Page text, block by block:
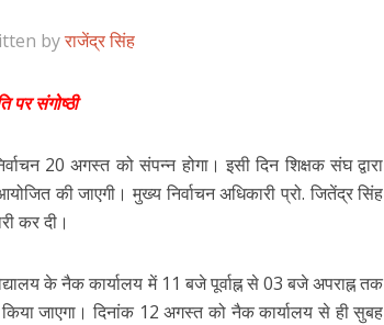
byराजेंद्र सिंह
पर संगोष्ठी
20 अगस्त को संपन्न होगा। इसी दिन शिक्षक संघ द्वारा
की जाएगी। मुख्य निर्वाचन अधिकारी प्रो. जितेंद्र सिंह
कर दी।
के नैक कार्यालय में 11 बजे पूर्वाह्न से 03 बजे अपराह्न तक
जाएगा। दिनांक 12 अगस्त को नैक कार्यालय से ही सुबह